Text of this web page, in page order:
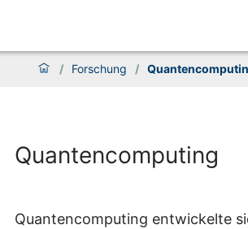
/ Forschung /
Quantencomputing
Quantencomputing entwickelte